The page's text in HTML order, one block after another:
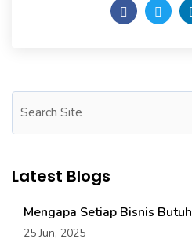
Latest Blogs
Mengapa Setiap Bisnis Butuh
25 Jun, 2025